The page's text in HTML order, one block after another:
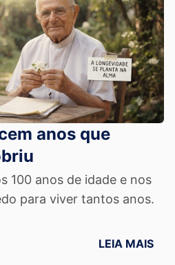
anos que
100 anos de idade e nos
para viver tantos anos.
email LEIA MAIS